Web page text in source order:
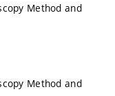
Method and
Method and